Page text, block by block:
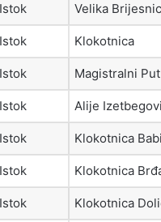
Velika
Klokotnica
Magistralni Put
Alije
Klokotnica
Klokotnica
Klokotnica